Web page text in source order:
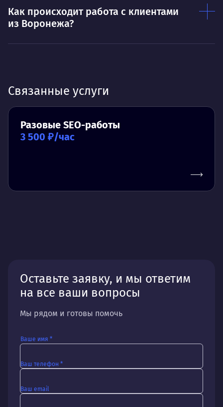
Как происходит работа с клиентами
из Воронежа?
Связанные услуги
Разовые SEO-работы
3 500 ₽/час
Оставьте заявку, и мы ответим
на все ваши вопросы
Мы рядом и готовы помочь
Ваше имя *
Ваш телефон *
Ваш email